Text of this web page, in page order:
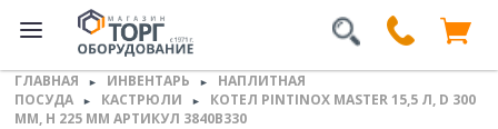
ГЛАВНАЯ ► ИНВЕНТАРЬ ►
НАПЛИТНАЯ
ПОСУДА
► КАСТРЮЛИ ►
КОТЕЛ PINTINOX MASTER 15,5 Л, D 300
ММ, H 225 ММ АРТИКУЛ 3840B330